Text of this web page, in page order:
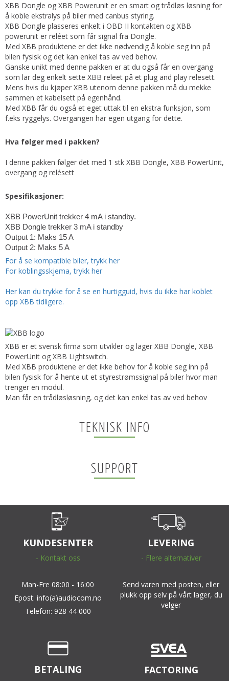
XBB Dongle og XBB Powerunit er en smart og trådløs løsning for
å koble ekstralys på biler med canbus styring.
XBB Dongle plasseres enkelt i OBD II kontakten og XBB
powerunit er reléet som får signal fra Dongle.
Med XBB produktene er det ikke nødvendig å koble seg inn på
bilen fysisk og det kan enkel tas av ved behov.
Ganske unikt med denne pakken er at du også får en overgang
som lar deg enkelt sette XBB releet på et plug and play relesett.
Mens hvis du kjøper XBB utenom denne pakken må du mekke
sammen et kabelsett på egenhånd.
Med XBB får du også et eget uttak til en ekstra funksjon, som
f.eks ryggelys. Overgangen har egen utgang for dette.
Hva følger med i pakken?
I denne pakken følger det med 1 stk XBB Dongle, XBB PowerUnit,
overgang og relésett
Spesifikasjoner:
XBB PowerUnit trekker 4 mA i standby.
XBB Dongle trekker 3 mA i standby
Output 1: Maks 15 A
Output 2: Maks 5 A
For å se kompatible biler, trykk her
For koblingsskjema, trykk her
Her kan du trykke for å se en hurtigguid, hvis du ikke har koblet
opp XBB tidligere.
XBB er et svensk firma som utvikler og lager XBB Dongle, XBB
PowerUnit og XBB Lightswitch.
Med XBB produktene er det ikke behov for å koble seg inn på
bilen fysisk for å hente ut et styrestrømssignal på biler hvor man
trenger en modul.
Man får en trådløsløsning, og det kan enkel tas av ved behov
TEKNISK INFO
SUPPORT
KUNDESENTER
- Kontakt oss
Man-Fre 08:00 - 16:00
Epost: info(a)audiocom.no
Telefon: 928 44 000
LEVERING
- Flere alternativer
Send varen med posten, eller
plukk opp selv på vårt lager, du
velger
BETALING FACTORING